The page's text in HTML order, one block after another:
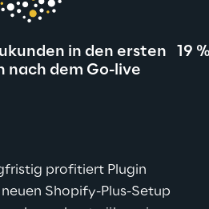
in den ersten
nach dem Go-live
19
profitiert Plugin
Shopify-Plus-Setup